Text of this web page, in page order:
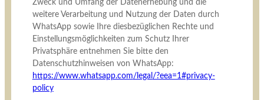
Zweck und Umfang der Datenerhebung und die
weitere Verarbeitung und Nutzung der Daten durch
WhatsApp sowie Ihre diesbezüglichen Rechte und
Einstellungsmöglichkeiten zum Schutz Ihrer
Privatsphäre entnehmen Sie bitte den
Datenschutzhinweisen von WhatsApp:
https://www.whatsapp.com/legal /?eea=1#privacy-
policy